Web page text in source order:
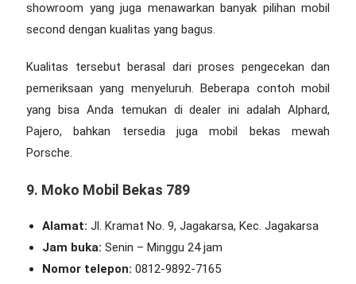
showroom yang juga menawarkan banyak pilihan mobil
second dengan kualitas yang bagus.
Kualitas tersebut berasal dari proses pengecekan dan
pemeriksaan yang menyeluruh. Beberapa contoh mobil
yang bisa Anda temukan di dealer ini adalah Alphard,
Pajero, bahkan tersedia juga mobil bekas mewah
Porsche.
9. Moko Mobil Bekas 789
Alamat: Jl. Kramat No. 9, Jagakarsa, Kec. Jagakarsa
Jam buka: Senin – Minggu 24 jam
Nomor telepon: 0812-9892-7165